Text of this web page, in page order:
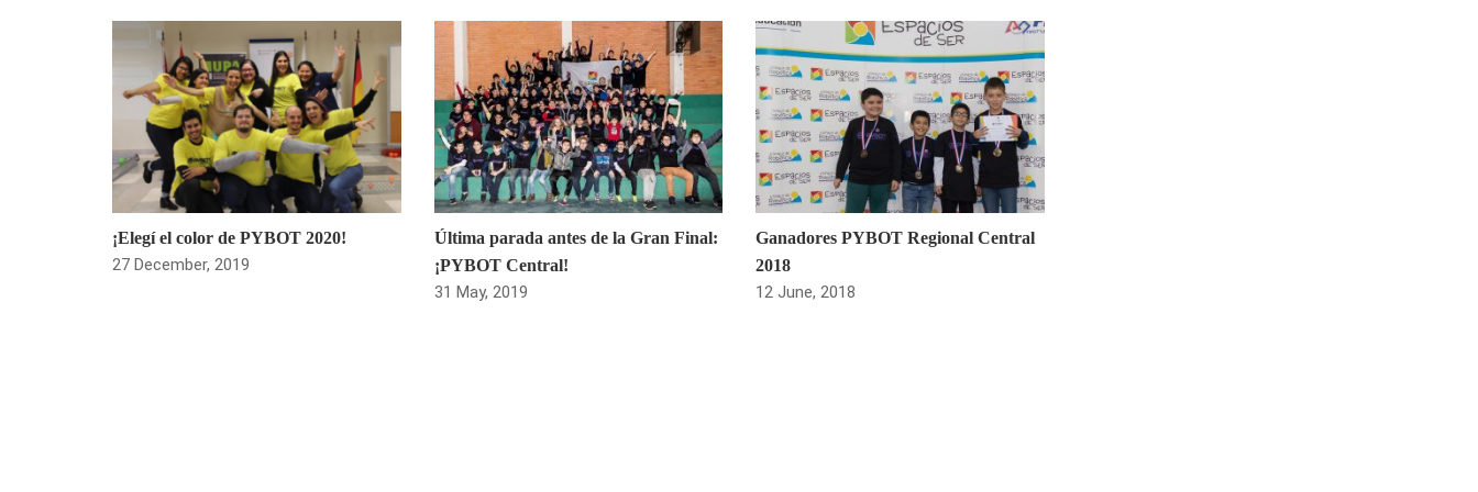
¡Elegí el color de PYBOT 2020!
27 December, 2019
Última parada antes de la Gran Final:
¡PYBOT Central!
31 May, 2019
Ganadores PYBOT Regional Central
2018
12 June, 2018